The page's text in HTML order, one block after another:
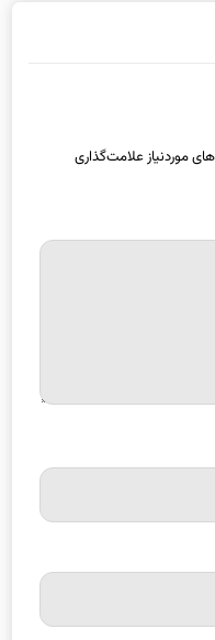
موردنیاز علامت‌گذاری
زمانی که دوباره دیدگاهی